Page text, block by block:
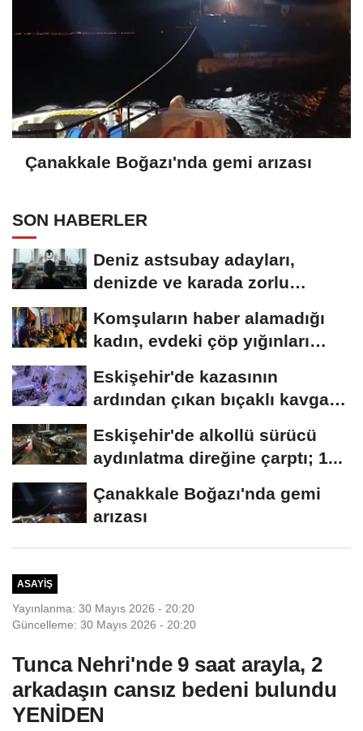
Çanakkale Boğazı'nda gemi arızası
SON HABERLER
Deniz astsubay adayları,
denizde ve karada zorlu
Komşuların haber alamadığı
kadın, evdeki çöp yığınları
Eskişehir'de kazasının
ardından çıkan bıçaklı kavga
Eskişehir'de alkollü sürücü
aydınlatma direğine çarptı; 1...
Çanakkale Boğazı'nda gemi
arızası
ASAYIŞ
Yayınlanma: 30 Mayıs 2026 - 20:20
Güncelleme: 30 Mayıs 2026 - 20:20
Tunca Nehri'nde 9 saat arayla, 2
arkadaşın cansız bedeni bulundu
YENİDEN